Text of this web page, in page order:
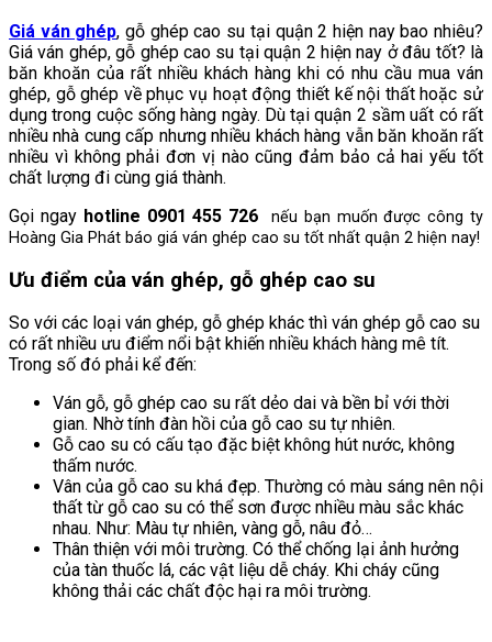
Giá ván ghép, gỗ ghép cao su tại quận 2 hiện nay bao nhiêu?
Giá ván ghép, gỗ ghép cao su tại quận 2 hiện nay ở đâu tốt? là
băn khoăn của rất nhiều khách hàng khi có nhu cầu mua ván
ghép, gỗ ghép về phục vụ hoạt động thiết kế nội thất hoặc sử
dụng trong cuộc sống hàng ngày. Dù tại quận 2 sầm uất có rất
nhiều nhà cung cấp nhưng nhiều khách hàng vẫn băn khoăn rất
nhiều vì không phải đơn vị nào cũng đảm bảo cả hai yếu tốt
chất lượng đi cùng giá thành.
Gọi ngay hotline 0901 455 726
nếu bạn muốn được công ty
Hoàng Gia Phát báo giá ván ghép cao su tốt nhất quận 2 hiện nay!
Ưu điểm của ván ghép, gỗ ghép cao su
So với các loại ván ghép, gỗ ghép khác thì ván ghép gỗ cao su
có rất nhiều ưu điểm nổi bật khiến nhiều khách hàng mê tít.
Trong số đó phải kể đến:
Ván gỗ, gỗ ghép cao su rất dẻo dai và bền bỉ với thời
gian. Nhờ tính đàn hồi của gỗ cao su tự nhiên.
Gỗ cao su có cấu tạo đặc biệt không hút nước, không
thấm nước.
Vân của gỗ cao su khá đẹp. Thường có màu sáng nên nội
thất từ gỗ cao su có thể sơn được nhiều màu sắc khác
nhau. Như: Màu tự nhiên, vàng gỗ, nâu đỏ…
Thân thiện với môi trường. Có thể chống lại ảnh hưởng
của tàn thuốc lá, các vật liệu dễ cháy. Khi cháy cũng
không thải các chất độc hại ra môi trường.